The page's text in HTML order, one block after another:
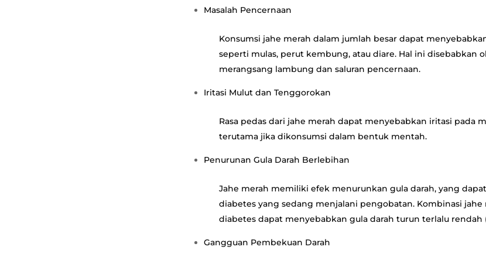
Masalah Pencernaan
Konsumsi jahe merah dalam jumlah besar dapat
seperti mulas, perut kembung, atau diare. Hal ini disebabkan
merangsang lambung dan saluran pencernaan.
Iritasi Mulut dan Tenggorokan
Rasa pedas dari jahe merah dapat menyebabkan iritasi pada
terutama jika dikonsumsi dalam bentuk mentah.
Penurunan Gula Darah Berlebihan
Jahe merah memiliki efek menurunkan gula darah, yang
diabetes yang sedang menjalani pengobatan. Kombinasi
diabetes dapat menyebabkan gula darah turun terlalu rendah
Gangguan Pembekuan Darah